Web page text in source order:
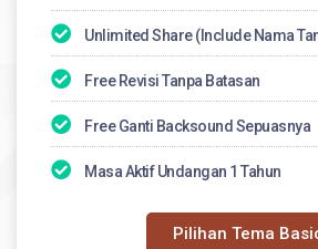
Unlimited Share (Include Nama
Free Revisi Tanpa Batasan
Free Ganti Backsound Sepuasnya
Masa Aktif Undangan 1 Tahun
Pilihan Tema